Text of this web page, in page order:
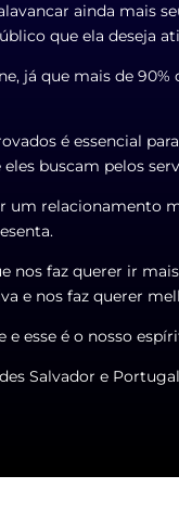
ainda mais
que ela deseja
já que mais de
é essencial
buscam pelos
um
nos faz querer ir
e nos faz querer
esse é o nosso
Salvador e